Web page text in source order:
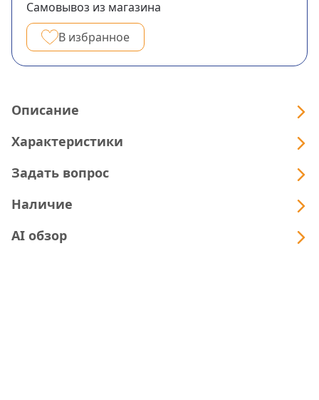
Самовывоз из магазина
В избранное
Описание
Характеристики
Задать вопрос
Наличие
AI обзор